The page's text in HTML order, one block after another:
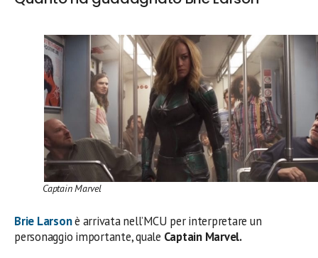
Captain Marvel
Brie Larsonè arrivata nell’MCU per interpretare un
personaggio importante, quale Captain Marvel.